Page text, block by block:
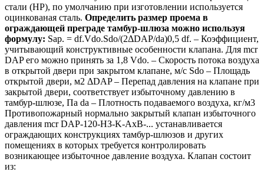
стали (НР), по умолчанию при изготовлении используется
оцинкованая сталь. Определить размер проема в
ограждающей преграде тамбур-шлюза можно используя
формулу: Sap. = df.Vdo.Sdo/(2ΔDAP/da)0,5 df. – Коэффициент,
учитывающий конструктивные особенности клапана. Для mcr
DAP его можно принять за 1,8 Vdo. – Скорость потока воздуха
в открытой двери при закрытом клапане, м/с Sdo – Площадь
открытой двери, м2 ΔDAP – Перепад давления на клапане при
закрытой двери, соответствует избыточному давлению в
тамбур-шлюзе, Па da – Плотность подаваемого воздуха, кг/м3
Противопожарный нормально закрытый клапан избыточного
давления mcr DAP-120-НЗ-K-AxB-... устанавливается
ограждающих конструкциях тамбур-шлюзов и других
помещениях в которых требуется контролировать
возникающее избыточное давление воздуха. Клапан состоит
из: